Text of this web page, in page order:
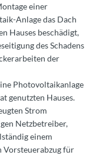
einer
Anlage das Dach
Hauses beschädigt,
des Schadens
der
Photovoltaikanlage
genutzten Hauses.
Strom
Netzbetreiber,
einem
Vorsteuerabzug für